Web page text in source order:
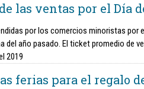
las ventas por el Día
por los comercios minoristas por
del año pasado. El ticket promedio de
2019
ferias para el regalo